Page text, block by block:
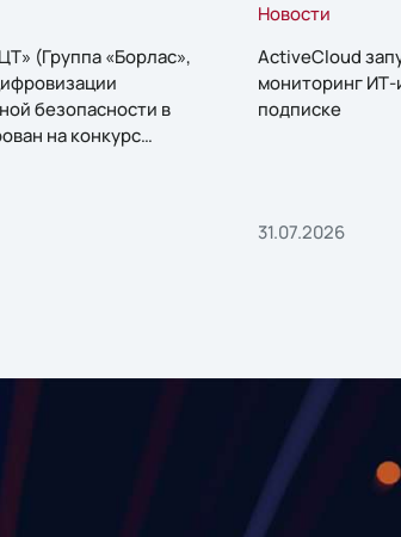
(Группа «Борлас»,
безопасности в
на конкурс
Новости
ActiveCloud
мониторинг
подписке
31.07.2026